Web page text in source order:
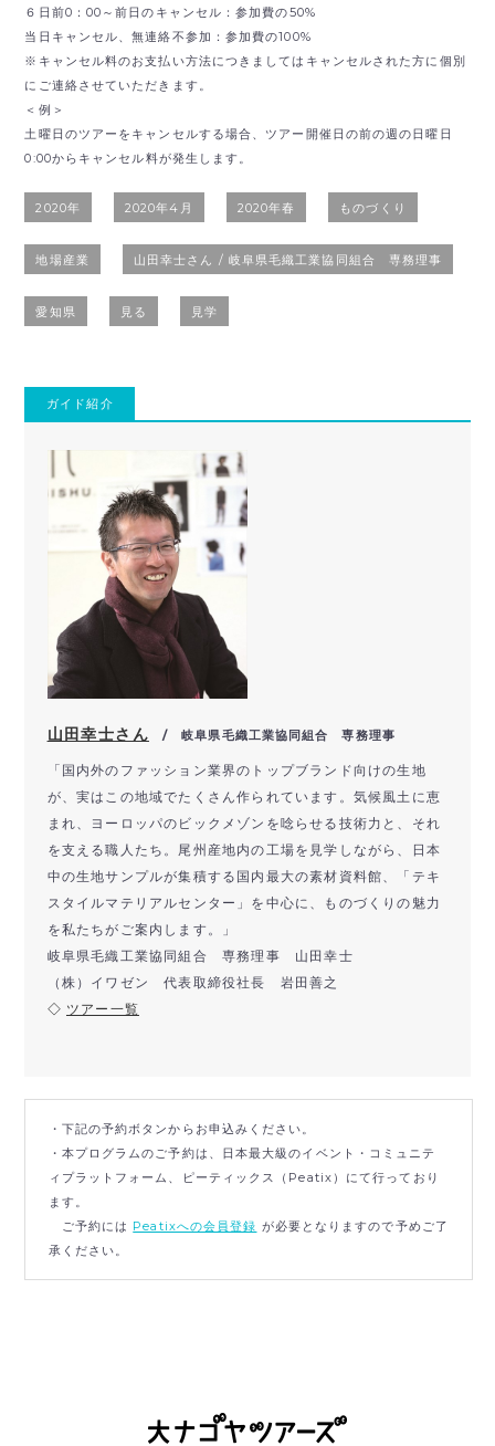
６日前0：00～前日のキャンセル：参加費の50%
当日キャンセル、無連絡不参加：参加費の100%
※キャンセル料のお支払い方法につきましてはキャンセルされた方に個別
にご連絡させていただきます。
＜例＞
土曜日のツアーをキャンセルする場合、ツアー開催日の前の週の日曜日
0:00からキャンセル料が発生します。
2020年 2020年4月 2020年春 ものづくり
地場産業 山田幸士さん / 岐阜県毛織工業協同組合 専務理事
愛知県 見る 見学
ガイド紹介
山田幸士さん / 岐阜県毛織工業協同組合 専務理事
「国内外のファッション業界のトップブランド向けの生地
が、実はこの地域でたくさん作られています。気候風土に恵
まれ、ヨーロッパのビックメゾンを唸らせる技術力と、それ
を支える職人たち。尾州産地内の工場を見学しながら、日本
中の生地サンプルが集積する国内最大の素材資料館、「テキ
スタイルマテリアルセンター」を中心に、ものづくりの魅力
を私たちがご案内します。」
岐阜県毛織工業協同組合 専務理事 山田幸士
（株）イワゼン 代表取締役社長 岩田善之
◇ ツアー一覧
・下記の予約ボタンからお申込みください。
・本プログラムのご予約は、日本最大級のイベント・コミュニテ
ィプラットフォーム、ピーティックス（Peatix）にて行っており
ます。
ご予約には Peatixへの会員登録 が必要となりますので予めご了
承ください。